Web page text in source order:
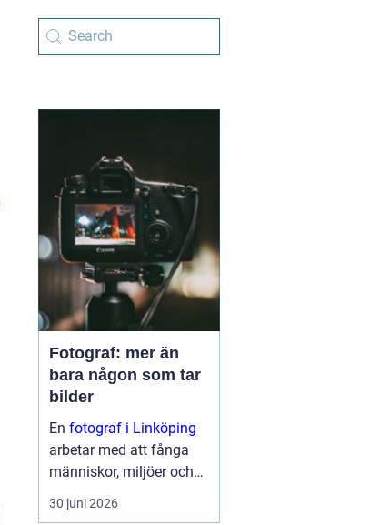
Fotograf: mer än
bara någon som tar
bilder
En fotograf i Linköping
arbetar med att fånga
människor, miljöer och
ögonblick på ett sätt
som väcker känslor och
30 juni 2026